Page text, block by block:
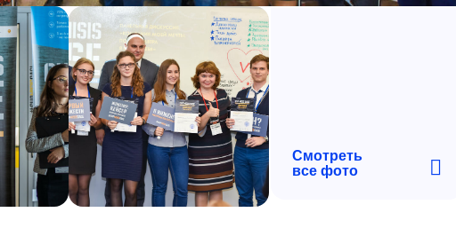
Смотреть
все фото